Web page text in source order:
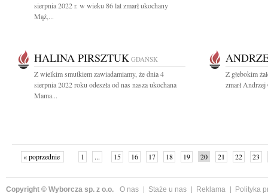
sierpnia 2022 r. w wieku 86 lat zmarł ukochany
Mąż,...
HALINA PIRSZTUK GDAŃSK
Z wielkim smutkiem zawiadamiamy, że dnia 4
sierpnia 2022 roku odeszła od nas nasza ukochana
Mama...
Z głebokim
zmarł
« poprzednie 1 ... 15 16 17 18 19 20 21 22
23
Copyright © Wyborcza sp. z o.o. O nas Staże u nas Reklama
Polityka